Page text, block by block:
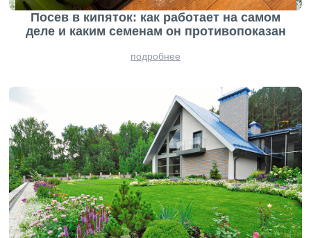
Посев в кипяток: как работает на самом
деле и каким семенам он противопоказан
подробнее